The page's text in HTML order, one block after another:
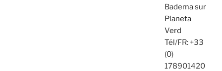
Badema sur
Planeta
Verd
Tél/FR: +33
(0)
178901420